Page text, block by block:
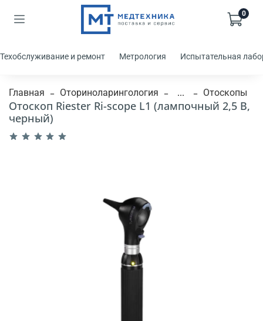
0
Техобслуживание и ремонт Метрология Испытательная
Главная Оториноларингология ... Отоскопы
Отоскоп Riester Ri-scope L1 (лампочный 2,5 В,
черный)